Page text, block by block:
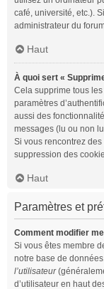
café, université, etc.).
administrateur du
Haut
À quoi sert «
Cela supprime tous
paramètres
aussi des
messages (lu ou non
Si vous rencontrez
suppression des
Haut
Paramètres et
Comment modifier
Si vous êtes membre
notre base de
l’utilisateur
d’utilisateur en haut